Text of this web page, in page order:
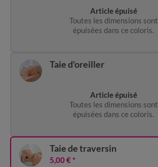
Article épuisé
Toutes les dimensions sont
épuisées dans ce coloris.
Article épuisé
Toutes les dimensions sont
épuisées dans ce coloris.
Taie d'oreiller
Taie de traversin
5,00 €*